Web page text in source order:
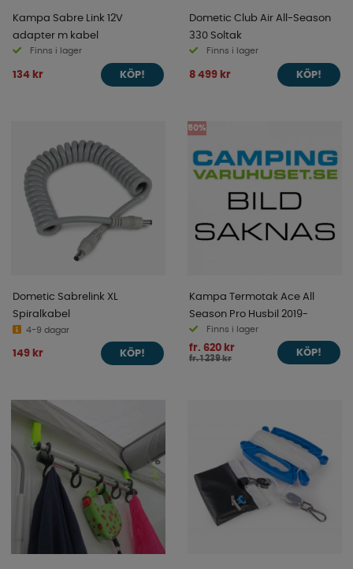
Kampa Sabre Link 12V
adapter m kabel
Finns i lager
134 kr KÖP!
Dometic Club Air All-Season
330 Soltak
Finns i lager
8 499 kr KÖP!
Dometic Sabrelink XL
Spiralkabel
4-9 dagar
149 kr KÖP!
50%
Kampa Termotak Ace All
Season Pro Husbil 2019-
Finns i lager
fr. 620 kr
fr. 1 239 kr
KÖP!